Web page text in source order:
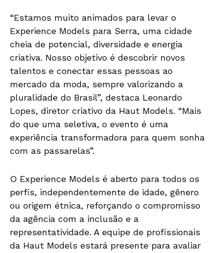
“Estamos muito animados para levar o
Experience Models para Serra, uma cidade
cheia de potencial, diversidade e energia
criativa. Nosso objetivo é descobrir novos
talentos e conectar essas pessoas ao
mercado da moda, sempre valorizando a
pluralidade do Brasil”, destaca Leonardo
Lopes, diretor criativo da Haut Models. “Mais
do que uma seletiva, o evento é uma
experiência transformadora para quem sonha
com as passarelas”.
O Experience Models é aberto para todos os
perfis, independentemente de idade, gênero
ou origem étnica, reforçando o compromisso
da agência com a inclusão e a
representatividade. A equipe de profissionais
da Haut Models estará presente para avaliar